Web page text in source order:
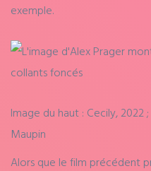
exemple.
Image du haut : Cecily, 2022
Maupin
Alors que le film précédent